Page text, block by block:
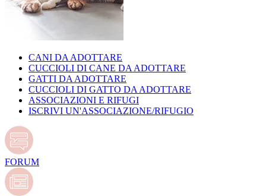
CANI DA ADOTTARE
CUCCIOLI DI CANE DA ADOTTARE
GATTI DA ADOTTARE
CUCCIOLI DI GATTO DA ADOTTARE
ASSOCIAZIONI E RIFUGI
ISCRIVI UN'ASSOCIAZIONE/RIFUGIO
FORUM